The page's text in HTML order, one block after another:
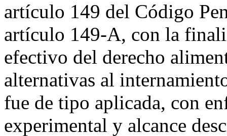
artículo 149 del Código
artículo 149-A, con la
efectivo del derecho
alternativas al
fue de tipo aplicada, con
experimental y alcance